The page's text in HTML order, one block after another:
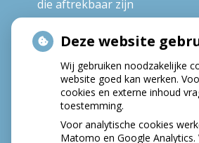
die aftrekbaar zijn
HOE GEZOND IS JE MOND?
Deze website
Wij gebruiken noodzakelijke
website goed kan werken.
cookies en externe inhoud
toestemming.
Voor analytische cookies
Matomo en Google Analytics.